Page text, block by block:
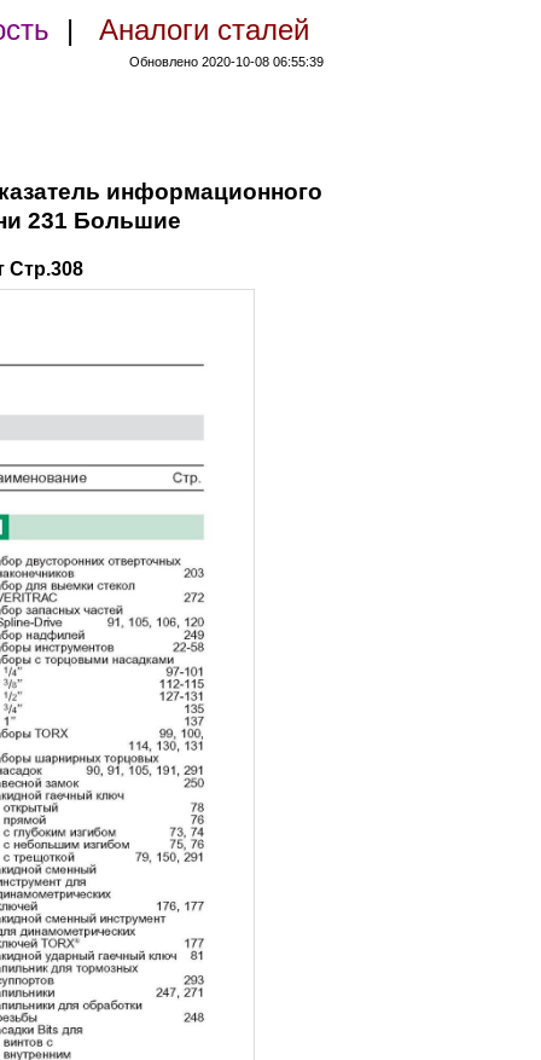
| Аналоги сталей
Обновлено 2020-10-08 06:55:39
информационного
231 Большие
Стр.308